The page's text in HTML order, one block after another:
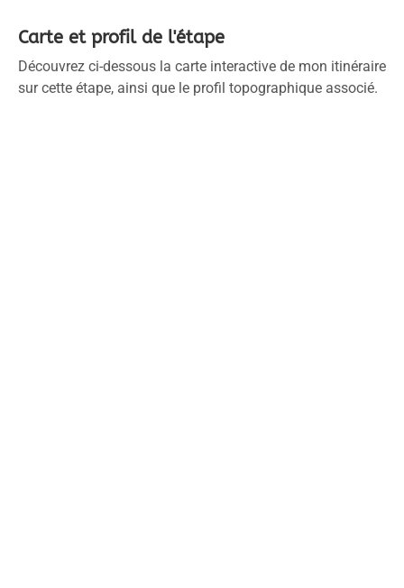
Carte et profil de l'étape
Découvrez ci-dessous la carte interactive de mon itinéraire
sur cette étape, ainsi que le profil topographique associé.